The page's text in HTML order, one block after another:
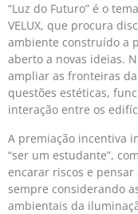
“Luz do Futuro” é o
VELUX, que procura
ambiente construído a
aberto a novas ideias.
ampliar as fronteiras
questões estéticas,
interação entre os
A premiação incentiva
“ser um estudante”,
encarar riscos e
sempre considerando
ambientais da